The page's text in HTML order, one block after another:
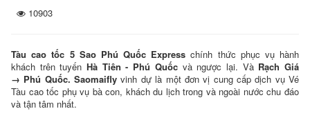
Vé
Quốc
Tế
10903
Tàu cao tốc 5 Sao Phú Quốc Expresschính thức phục vụ hành
khách trên tuyếnHà Tiên - Phú Quốcvà ngược lại. VàRạch Giá
→ Phú Quốc. Saomaiflyvinh dự là một đơn vị cung cấp dịch vụ Vé
Tàu cao tốc phụ vụ bà con, khách du lịch trong và ngoài nước chu đáo
và tận tâm nhất.